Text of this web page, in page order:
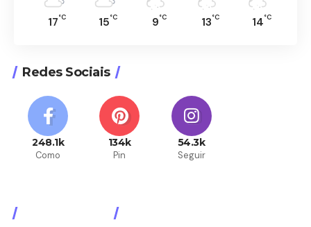
17°C 15°C 9°C 13°C 14°C
Redes Sociais
248.1k
Como
134k
Pin
54.3k
Seguir